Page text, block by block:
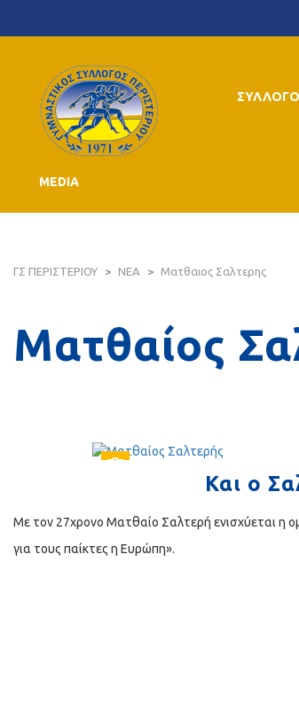
MEDIA
ΓΣ ΠΕΡΙΣΤΕΡΙΟΥ > ΝΕΑ > Ματθαιος Σαλτερης
Ματθαίος
Και ο
Με τον 27χρονο Ματθαίο Σαλτερή ενισχύεται η
για τους παίκτες η Ευρώπη».